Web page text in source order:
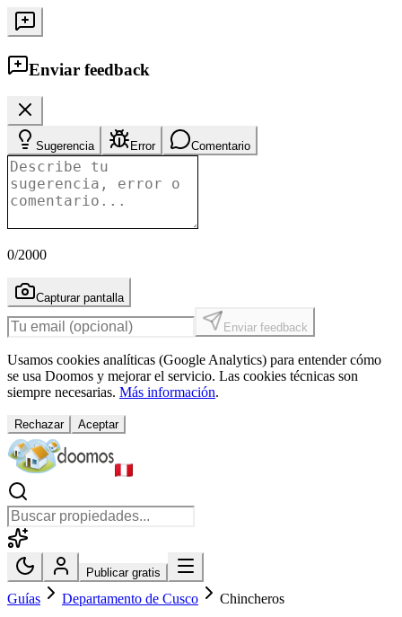
Enviar feedback
Sugerencia Error Comentario
0/2000
Capturar pantalla
Enviar feedback
Usamos cookies analíticas (Google Analytics) para entender cómo
se usa Doomos y mejorar el servicio. Las cookies técnicas son
siempre necesarias. Más información.
Rechazar Aceptar
Publicar gratis
Guías Departamento de Cusco Chincheros